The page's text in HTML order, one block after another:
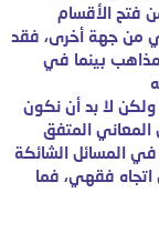
فتح الأقسام
من جهة أخرى، فقد
بينما في
لا بد أن نكون
المتفق
في المسائل الشائكة
اتجاه فقهي، فما